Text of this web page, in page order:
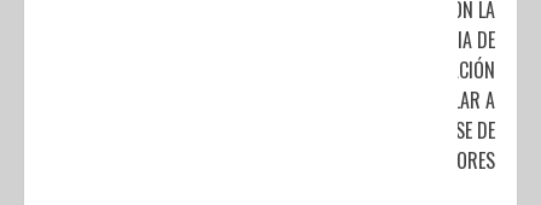
CON LA
TERAPIA DE
REGENERACIÓN
CELULAR A
BASE DE
INDUCTORES